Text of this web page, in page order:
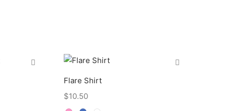
Flare Shirt
$10.50